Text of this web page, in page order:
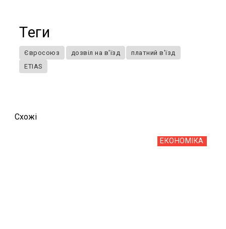
Теги
Євросоюз дозвіл на в'їзд
платний в'їзд
ETIAS
Схожi
ЕКОНОМІКА